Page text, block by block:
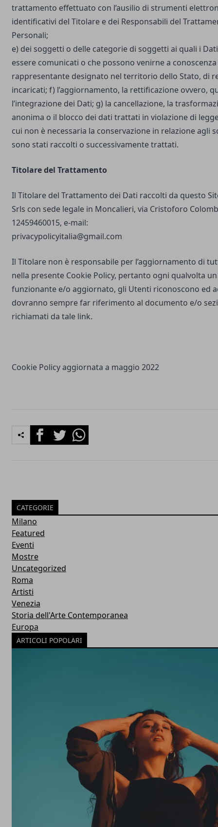
trattamento effettuato con l’ausilio di strumenti
identificativi del Titolare e dei Responsabili del
Personali;
e) dei soggetti o delle categorie di soggetti ai quali i
essere comunicati o che possono venirne a
rappresentante designato nel territorio dello Stato, di
incaricati; f) l’aggiornamento, la rettificazione ovvero,
l’integrazione dei Dati; g) la cancellazione, la
anonima o il blocco dei dati trattati in violazione di
cui non è necessaria la conservazione in relazione agli
sono stati raccolti o successivamente trattati.
Titolare del Trattamento
Il Titolare del Trattamento dei Dati raccolti da questo
Srls con sede legale in Moncalieri, via Cristoforo
12459460015, e-mail:
privacypolicyitalia@gmail.com
Il Titolare non è responsabile per l’aggiornamento di
nella presente Cookie Policy, pertanto ogni qualvolta
funzionante e/o aggiornato, gli Utenti riconoscono ed
dovranno sempre far riferimento al documento e/o
richiamati da tale link.
Cookie Policy aggiornata a maggio 2022
FacebookTwitterWhatsapp
CATEGORIE
Milano
Featured
Eventi
Mostre
Uncategorized
Roma
Artisti
Venezia
Storia dell'Arte Contemporanea
Europa
ARTICOLI POPOLARI